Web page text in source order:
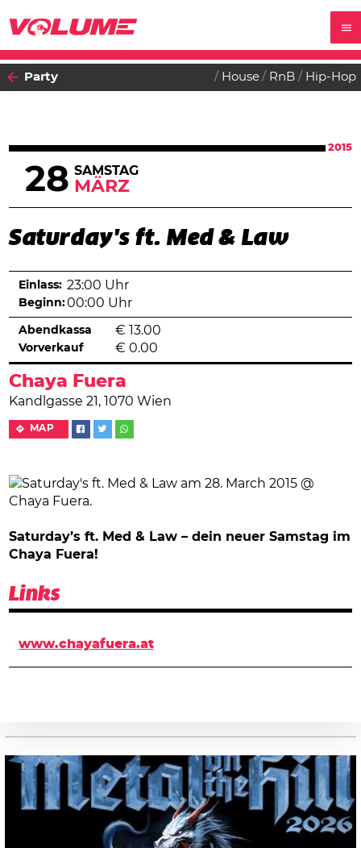
Party House RnB Hip-Hop
2015
28 SAMSTAG
MÄRZ
Saturday's ft. Med & Law
Chaya Fuera
Kandlgasse 21, 1070 Wien
MAP
Einlass: 23:00 Uhr
Beginn:00:00 Uhr
Abendkassa € 13.00
Vorverkauf € 0.00
Saturday’s ft. Med & Law – dein neuer Samstag im
Chaya Fuera!
Links
www.chayafuera.at